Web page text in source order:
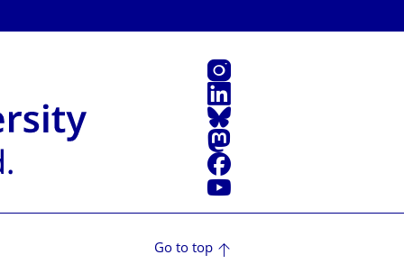
Instagram
LinkedIn
Bluesky
Mastodon
Facebook
YouTube
Go to top